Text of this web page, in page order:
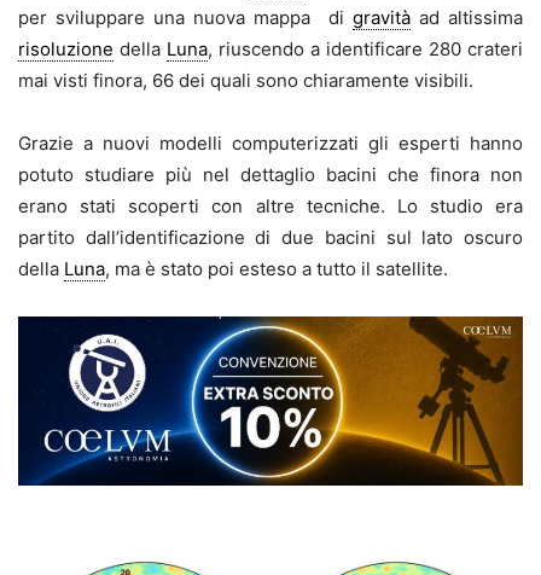
per sviluppare una nuova mappa di gravitàad altissima
risoluzione della Luna, riuscendo a identificare 280 crateri
mai visti finora, 66 dei quali sono chiaramente visibili.
Grazie a nuovi modelli computerizzati gli esperti hanno
potuto studiare più nel dettaglio bacini che finora non
erano stati scoperti con altre tecniche. Lo studio era
partito dall’identificazione di due bacini sul lato oscuro
della Luna, ma è stato poi esteso a tutto il satellite.